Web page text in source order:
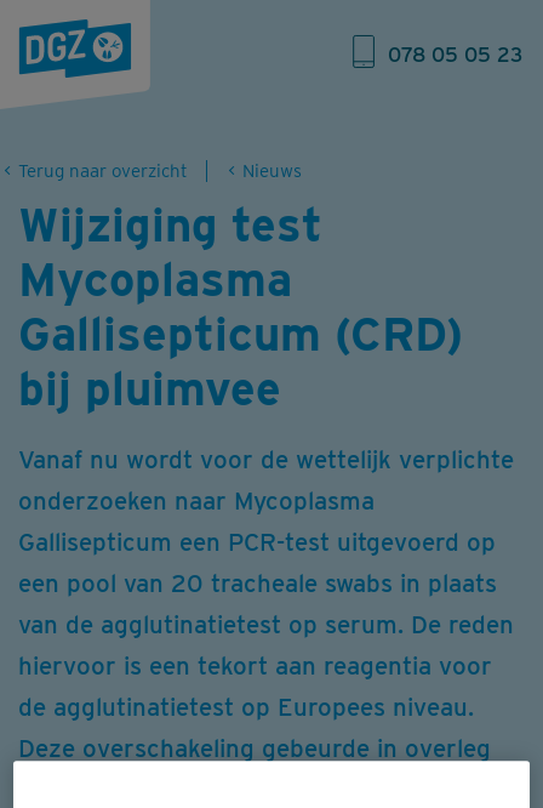
078 05 05 23
Terug naar overzicht Nieuws
Wijziging test
Mycoplasma
Gallisepticum (CRD)
bij pluimvee
Vanaf nu wordt voor de wettelijk verplichte
onderzoeken naar Mycoplasma
Gallisepticum een PCR-test uitgevoerd op
een pool van 20 tracheale swabs in plaats
van de agglutinatietest op serum. De reden
hiervoor is een tekort aan reagentia voor
de agglutinatietest op Europees niveau.
Deze overschakeling gebeurde in overleg